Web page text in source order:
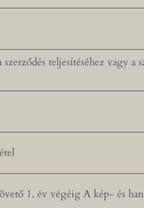
teljesítéséhez vagy
1. év végéig A kép- és